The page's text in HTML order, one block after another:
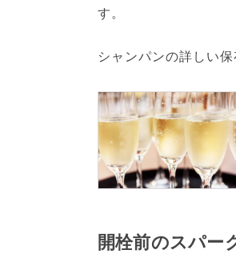
す。
シャンパンの詳しい
開栓前のスパー